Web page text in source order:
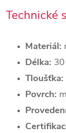
Technické
Materiál:
Délka:
Tloušťka:
Povrch: